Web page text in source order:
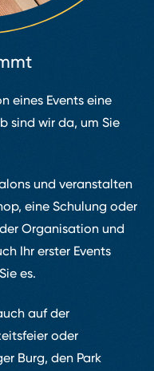
eines Events eine
sind wir da, um Sie
und veranstalten
eine Schulung oder
Organisation und
Ihr erster Events
es.
auf der
oder
Burg, den Park